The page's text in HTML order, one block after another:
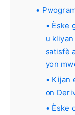
Èske
u
satisfè
yon
Kijan
on
Èske